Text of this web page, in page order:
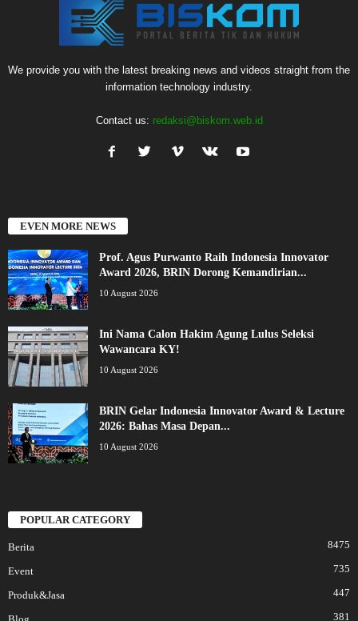
We provide you with the latest breaking news and videos straight from the
information technology industry.
Contact us: redaksi@biskom.web.id
EVEN MORE NEWS
Prof. Agus Purwanto Raih Indonesia Innovator
Award 2026, BRIN Dorong Kemandirian...
10 August 2026
Ini Nama Calon Hakim Agung Lulus Seleksi
Wawancara KY!
10 August 2026
BRIN Gelar Indonesia Innovator Award & Lecture
2026: Bahas Masa Depan...
10 August 2026
POPULAR CATEGORY
Berita 8475
Event 735
Produk&Jasa 447
381